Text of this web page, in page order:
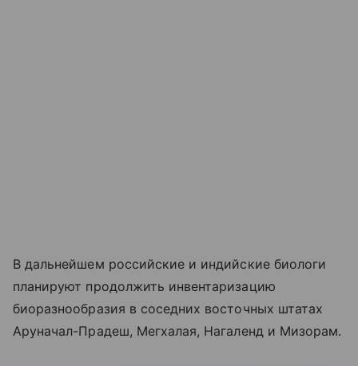
В дальнейшем российские и индийские биологи
планируют продолжить инвентаризацию
биоразнообразия в соседних восточных штатах
Аруначал-Прадеш, Мегхалая, Нагаленд и Мизорам.